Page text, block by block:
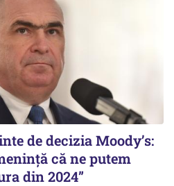
de decizia Moody’s:
că ne putem
din 2024”